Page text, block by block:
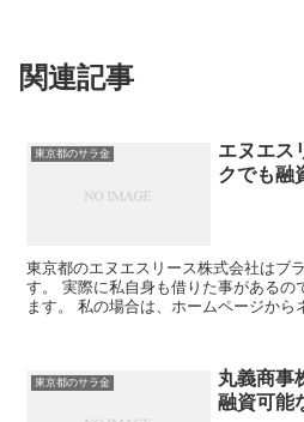
関連記事
東京都のサラ金
エヌエス
クでも融
東京都のエヌエスリース株式会社はブ
す。 実際に私自身も借りた事があるの
ます。 私の場合は、ホームページから
東京都のサラ金
丸義商事
融資可能